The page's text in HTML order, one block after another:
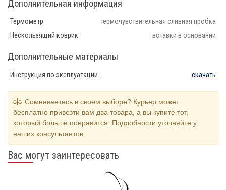
Дополнительная информация
Термометр
термочувствительная сливная пробка
Нескользящий коврик
вставки в основании
Дополнительные материалы
Инструкция по эксплуатации скачать
Сомневаетесь в своем выборе? Курьер может
бесплатно привезти вам два товара, а вы купите тот,
который больше понравится. Подробности уточняйте у
наших консультантов.
Вас могут заинтересовать